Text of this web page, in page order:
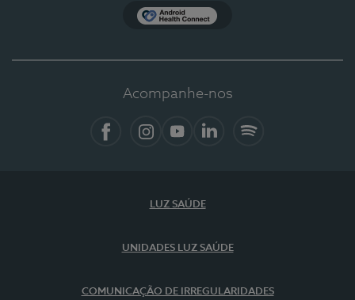
Acompanhe-nos
LUZ SAÚDE
UNIDADES LUZ SAÚDE
COMUNICAÇÃO DE IRREGULARIDADES